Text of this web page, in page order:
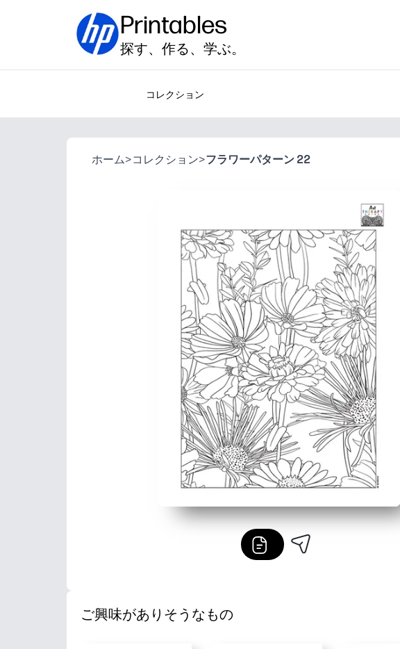
Printables
探す、作る、学ぶ。
コレクション
ホーム>コレクション>フラワーパターン 22
ご興味がありそうなもの